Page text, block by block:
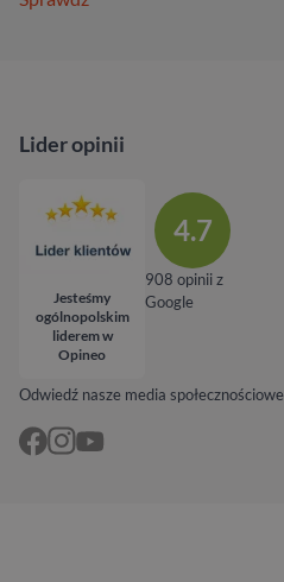
Odwiedź nasze media społecznościowe
Lider opinii
Jesteśmy
ogólnopolskim
liderem w
Opineo
4.7
908 opinii z
Google